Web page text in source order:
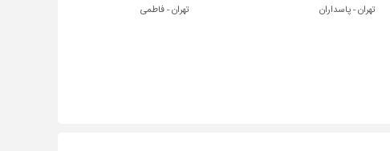
تهران - پاسداران
تهران - فاطمی